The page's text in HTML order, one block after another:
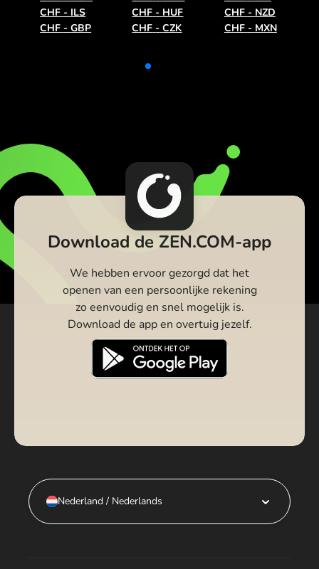
CHF - ILS CHF - HUF CHF - NZD
CHF - GBP CHF - CZK CHF - MXN
Download de ZEN.COM-app
We hebben ervoor gezorgd dat het
openen van een persoonlijke rekening
zo eenvoudig en snel mogelijk is.
Download de app en overtuig jezelf.
Nederland / Nederlands